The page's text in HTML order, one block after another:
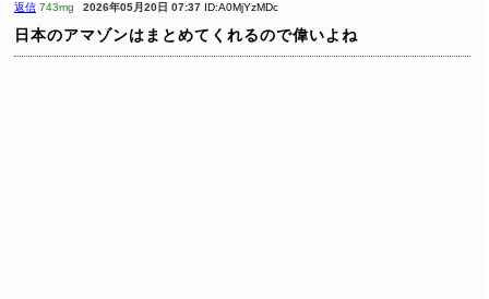
返信 743mg 2026年05月20日 07:37 ID:A0MjYzMDc
日本のアマゾンはまとめてくれるので偉いよね